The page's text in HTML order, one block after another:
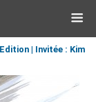
| Invitée : Kim